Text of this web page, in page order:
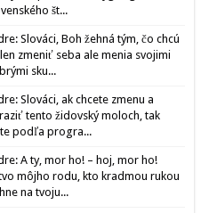
št...
Slováci, Boh žehná tým, čo chcú
zmeniť seba ale menia svojimi
sku...
Slováci, ak chcete zmenu a
tento židovský moloch, tak
podľa progra...
A ty, mor ho! – hoj, mor ho!
môjho rodu, kto kradmou rukou
na tvoju...